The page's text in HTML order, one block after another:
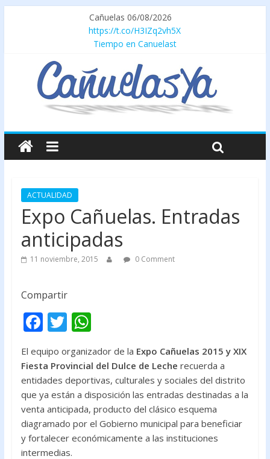
Cañuelas 06/08/2026
https://t.co/H3IZq2vh5X
Tiempo en Canuelast
ACTUALIDAD
Expo Cañuelas. Entradas
anticipadas
11 noviembre, 2015 0 Comment
Compartir
F
e
b
o
o
k
T
itt
er
W
h
at
s
A
p
p
El equipo organizador de la Expo Cañuelas 2015 y XIX
Fiesta Provincial del Dulce de Leche recuerda a
entidades deportivas, culturales y sociales del distrito
que ya están a disposición las entradas destinadas a la
venta anticipada, producto del clásico esquema
diagramado por el Gobierno municipal para beneficiar
y fortalecer económicamente a las instituciones
intermedias.